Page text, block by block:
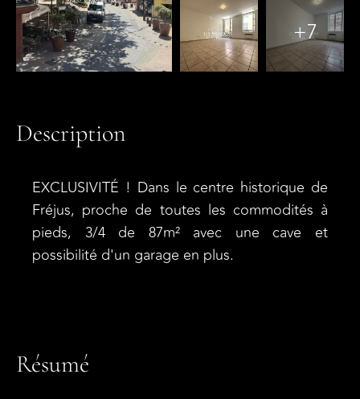
+7
Description
EXCLUSIVITÉ ! Dans le centre historique de
Fréjus, proche de toutes les commodités à
pieds, 3/4 de 87m² avec une cave et
possibilité d'un garage en plus.
Résumé